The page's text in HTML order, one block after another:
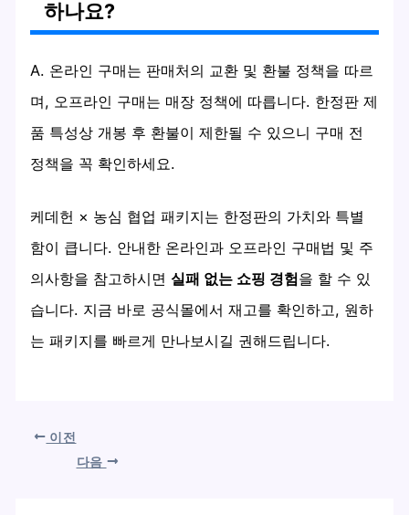
하나요?
A. 온라인 구매는 판매처의 교환 및 환불 정책을 따르
며, 오프라인 구매는 매장 정책에 따릅니다. 한정판 제
품 특성상 개봉 후 환불이 제한될 수 있으니 구매 전
정책을 꼭 확인하세요.
케데헌 × 농심 협업 패키지는 한정판의 가치와 특별
함이 큽니다. 안내한 온라인과 오프라인 구매법 및 주
의사항을 참고하시면 실패 없는 쇼핑 경험을 할 수 있
습니다. 지금 바로 공식몰에서 재고를 확인하고, 원하
는 패키지를 빠르게 만나보시길 권해드립니다.
이전
다음